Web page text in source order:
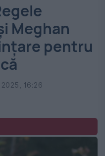
Meghan
pentru
16:26